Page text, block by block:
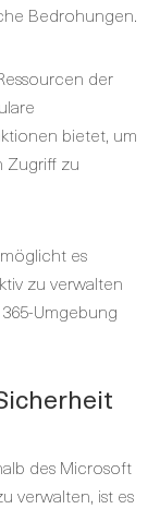
Bedrohungen.
der
bietet, um
Zugriff zu
es
zu verwalten
Umgebung
des Microsoft
verwalten, ist es